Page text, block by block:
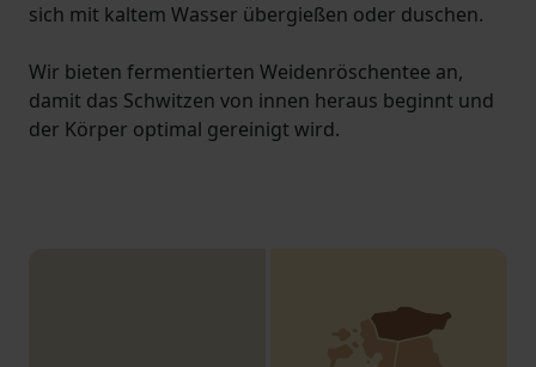
sich mit kaltem Wasser übergießen oder duschen.
Wir bieten fermentierten Weidenröschentee an,
damit das Schwitzen von innen heraus beginnt und
der Körper optimal gereinigt wird.